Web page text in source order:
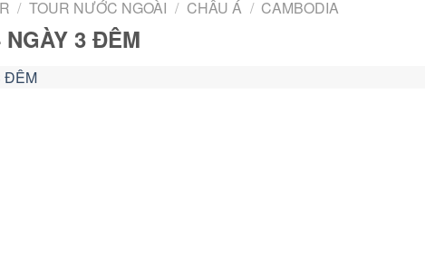
/ TOUR NƯỚC NGOÀI / CHÂU Á / CAMBODIA
3 ĐÊM